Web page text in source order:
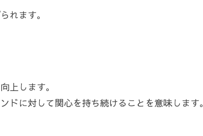
れます。
上します。
に対して関心を持ち続けることを意味します。